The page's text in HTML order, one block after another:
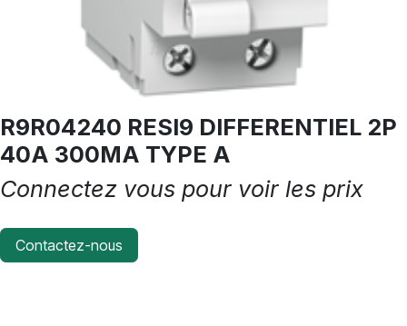
R9R04240 RESI9 DIFFERENTIEL 2P
40A 300MA TYPE A
Connectez vous pour voir les prix
Contactez-nous